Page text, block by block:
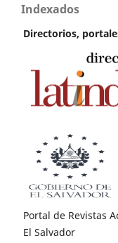
Indexados
Directorios,
Portal de Revistas
El Salvador